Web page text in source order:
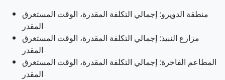
منطقة الدويرو: إجمالي التكلفة المقدرة، الوقت المستغرق
المقدر
مزارع النبيذ: إجمالي التكلفة المقدرة، الوقت المستغرق
المقدر
المطاعم الفاخرة: إجمالي التكلفة المقدرة، الوقت المستغرق
المقدر